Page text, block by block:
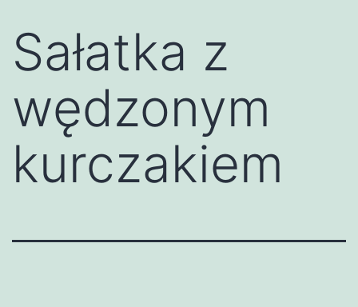
Sałatka z
wędzonym
kurczakiem